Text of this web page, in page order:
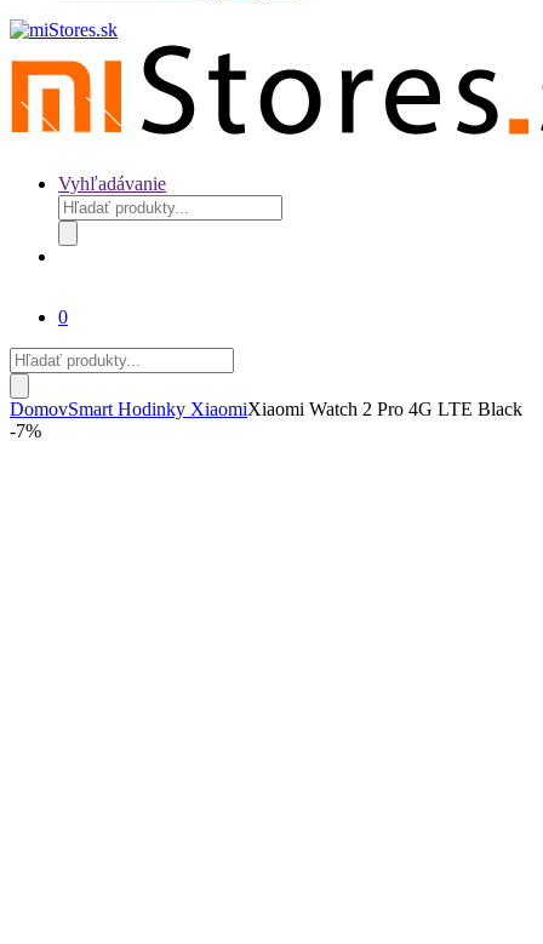
Vyhľadávanie
Products
search
0
Products
search
DomovSmart Hodinky XiaomiXiaomi Watch 2 Pro 4G LTE Black
-7%